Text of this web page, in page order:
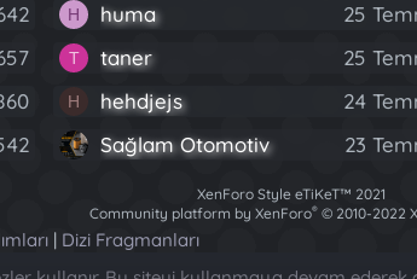
H huma 25
T taner 25
H hehdjejs
24
Sağlam Otomotiv
23
XenForo Style eTiKeT™ 2021
Community platform by XenForo® © 2010-2022
[XGT] Forum statistics system
| Dizi Fragmanları